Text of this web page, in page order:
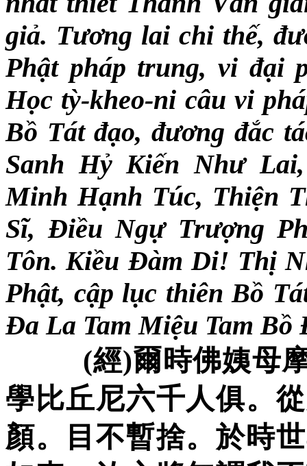
giả. Tương lai chi thế,
Phật pháp trung, vi đại
Học tỳ-kheo-ni câu vi
Bồ Tát đạo, đương đắc
Sanh Hỷ Kiến Như Lai,
Minh Hạnh Túc, Thiện
Sĩ, Điều Ngự Trượng
Tôn. Kiều Đàm Di! Thị
Phật, cập lục thiên Bồ
Đa La Tam Miệu Tam Bồ
(經)爾時佛姨母
學比丘尼六千人俱。
顏。目不暫捨。於時